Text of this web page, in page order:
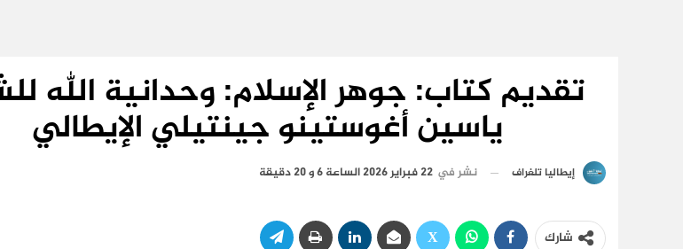
تقديم كتاب: جوهر الإسلام: وحدانية الله
ياسين أغوستينو جينتيلي الإيطالي
إيطاليا تلغراف نشر في 22 فبراير 2026 الساعة 6 و 20 دقيقة
شارك